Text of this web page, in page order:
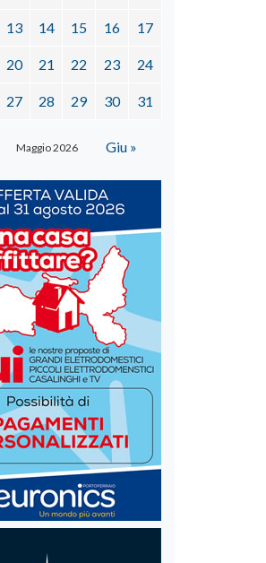
Maggio 2026
13 14 15 16 17
20 21 22 23 24
27 28 29 30 31
Giu »